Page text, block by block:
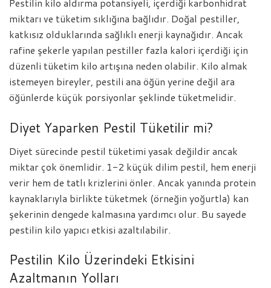
Pestilin kilo aldırma potansiyeli, içerdiği karbonhidrat
miktarı ve tüketim sıklığına bağlıdır. Doğal pestiller,
katkısız olduklarında sağlıklı enerji kaynağıdır. Ancak
rafine şekerle yapılan pestiller fazla kalori içerdiği için
düzenli tüketim kilo artışına neden olabilir. Kilo almak
istemeyen bireyler, pestili ana öğün yerine değil ara
öğünlerde küçük porsiyonlar şeklinde tüketmelidir.
Diyet Yaparken Pestil Tüketilir mi?
Diyet sürecinde pestil tüketimi yasak değildir ancak
miktar çok önemlidir. 1-2 küçük dilim pestil, hem enerji
verir hem de tatlı krizlerini önler. Ancak yanında protein
kaynaklarıyla birlikte tüketmek (örneğin yoğurtla) kan
şekerinin dengede kalmasına yardımcı olur. Bu sayede
pestilin kilo yapıcı etkisi azaltılabilir.
Pestilin Kilo Üzerindeki Etkisini
Azaltmanın Yolları